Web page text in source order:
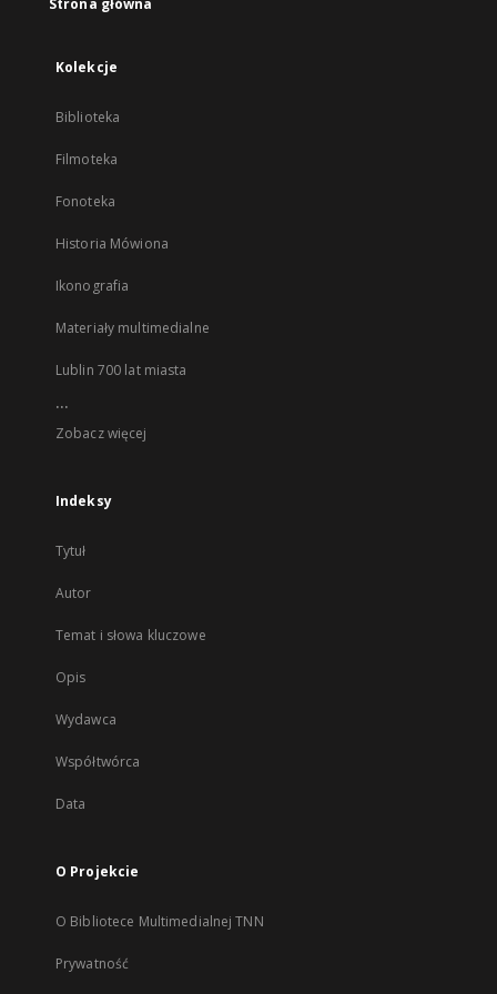
Strona główna
Kolekcje
Biblioteka
Filmoteka
Fonoteka
Historia Mówiona
Ikonografia
Materiały multimedialne
Lublin 700 lat miasta
...
Zobacz więcej
Indeksy
Tytuł
Autor
Temat i słowa kluczowe
Opis
Wydawca
Współtwórca
Data
O Projekcie
O Bibliotece Multimedialnej TNN
Prywatność